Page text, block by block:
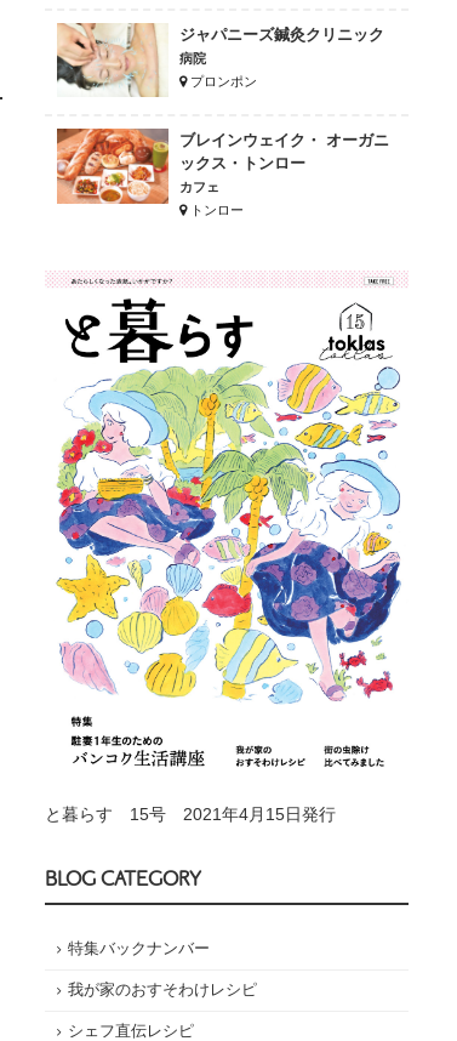
ジャパニーズ鍼灸クリニック
病院
プロンポン
ブレインウェイク・ オーガニ
ックス・トンロー
カフェ
トンロー
と暮らす 15号 2021年4月15日発行
BLOG CATEGORY
特集バックナンバー
我が家のおすそわけレシピ
シェフ直伝レシピ